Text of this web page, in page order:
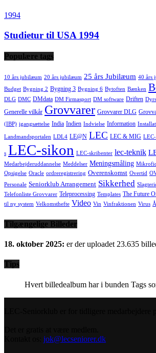
1994
Studietur til USA 1994
Populære tags
10 års jubilæum 20 års jubilæum 25 års Jubilæum 40 års
Budget Bygning 2 Bygning 3 Bygning 6 Bytoften Bænken
DLG DMC DMdata DM Firmasport DM software Driften
Generelle vilkår Grovvarer Grovvarer DLG
(IBP) igangsættelse India Indien Indvielse Information
Landmandsportalen LDL4 LE@N LEC LEC & MIG
s LEC-sikon LEC-skribenter lec-teknik
Medarbejderuddannelse Meddelser Meningsmåling
Opsigelse Oracle ordreregistrering Overenskomst Overtid
Personale Seniorklub Arrangement Sikkerhed
Telefonliste Grovvarer Teleprocessing Templates The Future
til ny system Velkomsthefte Video Vin Vinfraktionen Virus
Tilgængelige Billeder
18. oktober 2025: er der uploadet 23.635
Tips
Hvert billedealbum har i bunden Tags
jok@lecseniorer.dk